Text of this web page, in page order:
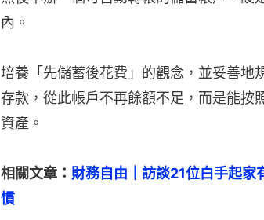
內。
培養「先儲蓄後花費」的觀念，並妥善地
存款，從此帳戶不再餘額不足，而是能按
資產。
相關文章： 財務自由｜訪談21位白手起
慣